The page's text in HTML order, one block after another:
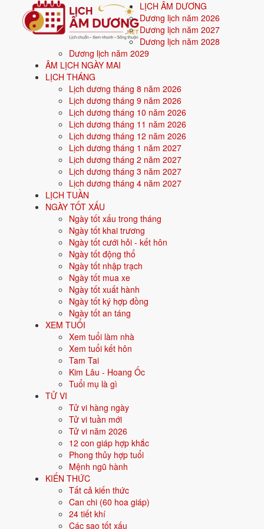
LỊCH ÂM DƯƠNG
Dương lịch năm 2026
Dương lịch năm 2027
Dương lịch năm 2028
Dương lịch năm 2029
ÂM LỊCH NGÀY MAI
LỊCH THÁNG
Lịch dương tháng 8 năm 2026
Lịch dương tháng 9 năm 2026
Lịch dương tháng 10 năm 2026
Lịch dương tháng 11 năm 2026
Lịch dương tháng 12 năm 2026
Lịch dương tháng 1 năm 2027
Lịch dương tháng 2 năm 2027
Lịch dương tháng 3 năm 2027
Lịch dương tháng 4 năm 2027
LỊCH TUẦN
NGÀY TỐT XẤU
Ngày tốt xấu trong tháng
Ngày tốt khai trương
Ngày tốt cưới hỏi - kết hôn
Ngày tốt động thổ
Ngày tốt nhập trạch
Ngày tốt mua xe
Ngày tốt xuất hành
Ngày tốt ký hợp đồng
Ngày tốt an táng
XEM TUỔI
Xem tuổi làm nhà
Xem tuổi kết hôn
Tam Tai
Kim Lâu - Hoang Ốc
Tuổi mụ là gì
TỬ VI
Tử vi hàng ngày
Tử vi tuần mới
Tử vi năm 2026
12 con giáp hợp khắc
Phong thủy hợp tuổi
Mệnh ngũ hành
KIẾN THỨC
Tất cả kiến thức
Can chi (60 hoa giáp)
24 tiết khí
Các sao tốt xấu
Trang chủ
Xem tuổi
Xem tuổi kết hôn
Xem tuổi vợ chồng hợp
Nguyễn Minh An·Cập nhật: 03/06/2026
Xem tuổi vợ chồng là chấm điểm bốn yếu tố của hai năm sinh,
. Vì vậy khắc ở một yếu tố vẫn có thể được bù bằng ba
riêng cô dâu còn cần tránh năm phạm Kim Lâu, phần cuối trang
Tuổi của hai bạn được mấy
Năm sinh chồng (nam)
Xem kết quả
Tuổi Dần & Thìn:Hợp
Chồng Mậu Dần (1998) · Vợ Canh Thìn (2000) · Điểm hợp 8/10
Chồng 1998:
Mậu Dần, cung Khôn (Thổ) - Tây tứ mệnh
Canh Thìn, cung Càn (Kim) - Tây tứ mệnh
Thiên Can
Hợp
Con giáp (Địa chi)
Bình hoà
Cung mệnh (Bát trạch)
Rất hợp
Ngũ hành bản mệnh
Rất hợp
Thiên Can: Can Mậu - Canh: Thổ sinh Kim - hỗ trợ nhau.
Con giáp (Địa chi):Dần - Thìn: bình thường
Cung mệnh (Bát trạch):Cả 2 cùng Tây Tứ Mệnh - rất hợp.